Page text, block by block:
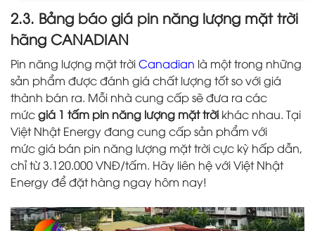
2.3. Bảng báo giá pin năng lượng mặt trời
hãng CANADIAN
Pin năng lượng mặt trờiCanadian là một trong những
sản phẩm được đánh giá chất lượng tốt so với giá
thành bán ra. Mỗi nhà cung cấp sẽ đưa ra các
mứcgiá 1 tấm pin năng lượng mặt trời khác nhau. Tại
Việt Nhật Energy đang cung cấp sản phẩm với
mức giá bán pin năng lượng mặt trời cực kỳ hấp dẫn,
chỉ từ 3.120.000 VNĐ/tấm. Hãy liên hệ với Việt Nhật
Energy để đặt hàng ngay hôm nay!